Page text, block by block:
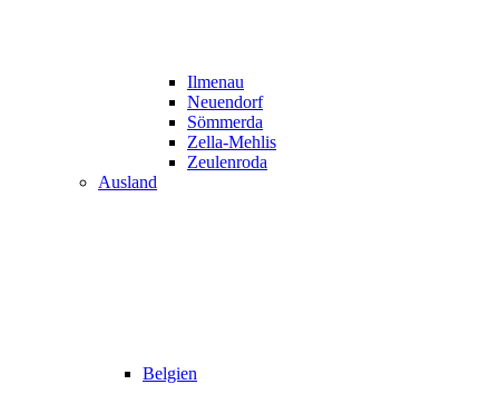
Ilmenau
Neuendorf
Sömmerda
Zella-Mehlis
Zeulenroda
Ausland
Belgien